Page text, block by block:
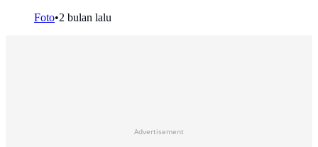
Foto•2 bulan lalu
Advertisement